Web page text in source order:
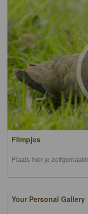
Filmpjes
Plaats hier je
Your Personal Gallery